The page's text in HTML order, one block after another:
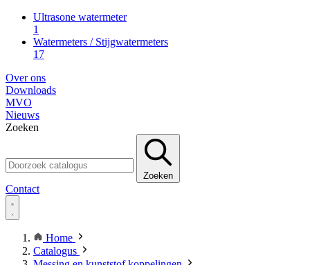
Ultrasone watermeter
1
Watermeters / Stijgwatermeters
17
Over ons
Downloads
MVO
Nieuws
Zoeken
Zoeken
Contact
Home
Catalogus